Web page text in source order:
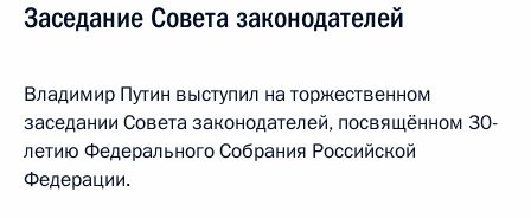
Заседание Совета законодателей
Владимир Путин выступил на торжественном
заседании Совета законодателей, посвящённом 30-
летию Федерального Собрания Российской
Федерации.